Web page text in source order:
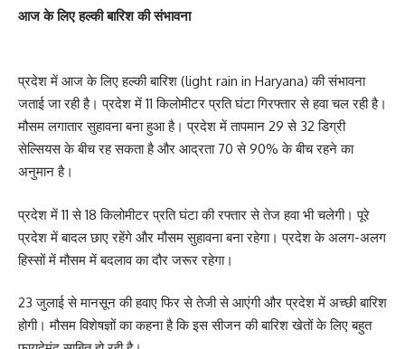
आज के लिए हल्की बारिश की संभावना
प्रदेश में आज के लिए हल्की बारिश (light rain in Haryana) की संभावना
जताई जा रही है। प्रदेश में 11 किलोमीटर प्रति घंटा गिरफ्तार से हवा चल रही है।
मौसम लगातार सुहावना बना हुआ है। प्रदेश में तापमान 29 से 32 डिग्री
सेल्सियस के बीच रह सकता है और आद्रता 70 से 90% के बीच रहने का
अनुमान है।
प्रदेश में 11 से 18 किलोमीटर प्रति घंटा की रफ्तार से तेज हवा भी चलेगी। पूरे
प्रदेश में बादल छाए रहेंगे और मौसम सुहावना बना रहेगा। प्रदेश के अलग-अलग
हिस्सों में मौसम में बदलाव का दौर जरूर रहेगा।
23 जुलाई से मानसून की हवाए फिर से तेजी से आएंगी और प्रदेश में अच्छी बारिश
होगी। मौसम विशेषज्ञों का कहना है कि इस सीजन की बारिश खेतों के लिए बहुत